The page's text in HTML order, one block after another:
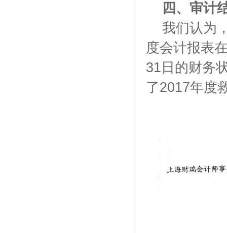
四、审计
我们认为
度会计报表
31日的财务
了2017年度